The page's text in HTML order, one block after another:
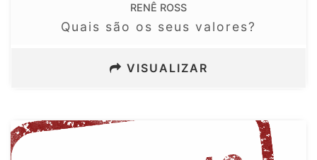
RENÊ ROSS
Quais são os seus valores?
VISUALIZAR